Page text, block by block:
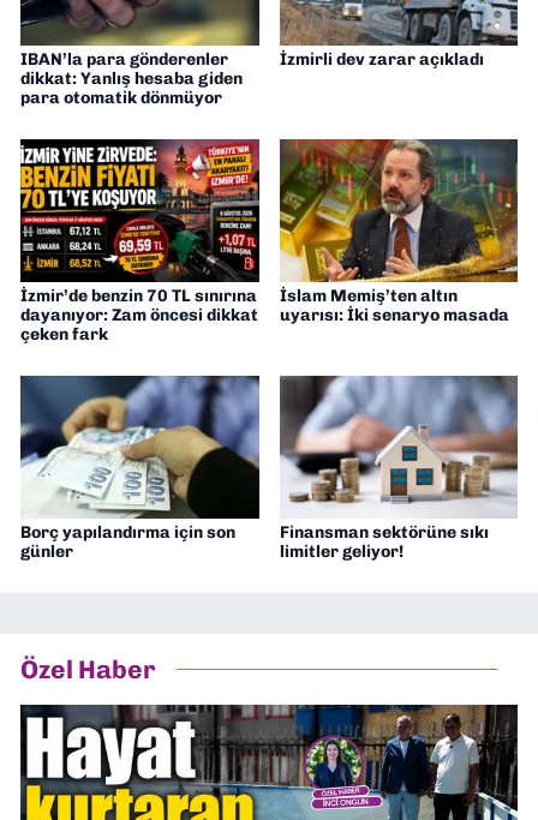
IBAN’la para gönderenler
dikkat: Yanlış hesaba giden
para otomatik dönmüyor
İzmirli dev zarar açıkladı
İzmir’de benzin 70 TL sınırına
dayanıyor: Zam öncesi dikkat
çeken fark
İslam Memiş’ten altın
uyarısı: İki senaryo masada
Borç yapılandırma için son
günler
Finansman sektörüne sıkı
limitler geliyor!
Özel Haber